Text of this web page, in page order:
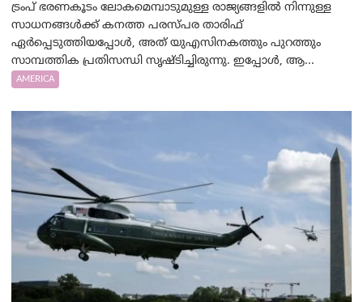
ട്രംപ് ഭരണകൂടം ലോകമെമ്പാടുമുള്ള രാജ്യങ്ങളിൽ നിന്നുള്ള
സാധനങ്ങൾക്ക് കനത്ത പരസ്പര താരിഫ്
ഏർപ്പെടുത്തിയപ്പോൾ, അത് യുഎസിനകത്തും പുറത്തും
സാമ്പത്തിക പ്രതിസന്ധി സൃഷ്ടിച്ചിരുന്നു. ഇപ്പോൾ, ആ...
AMERICA